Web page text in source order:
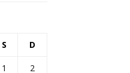
S D
1
2